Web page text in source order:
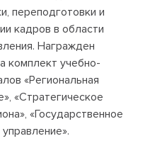
переподготовки и
кадров в области
Награжден
комплект учебно-
«Региональная
«Стратегическое
«Государственное